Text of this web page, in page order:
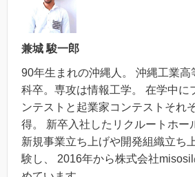
兼城 駿一郎
90年生まれの沖縄人。 沖縄工業高
科卒。専攻は情報工学。 在学中に
ンテストと起業家コンテストそれ
得。 新卒入社したリクルートホー
新規事業立ち上げや開発組織立ち
験し、 2016年から株式会社